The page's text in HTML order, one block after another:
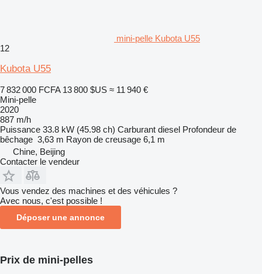
mini-pelle Kubota U55
12
Kubota U55
7 832 000 FCFA 13 800 $US ≈ 11 940 €
Mini-pelle
2020
887 m/h
Puissance 33.8 kW (45.98 ch) Carburant diesel Profondeur de
bêchage 3,63 m Rayon de creusage 6,1 m
Chine, Beijing
Contacter le vendeur
Vous vendez des machines et des véhicules ?
Avec nous, c'est possible !
Déposer une annonce
Prix de mini-pelles